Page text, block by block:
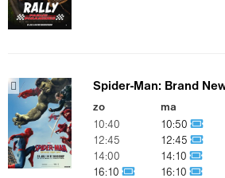
Spider-Man: Brand
zo
10:40
12:45
14:00
16:10
ma
10:50
12:45
14:10
16:10